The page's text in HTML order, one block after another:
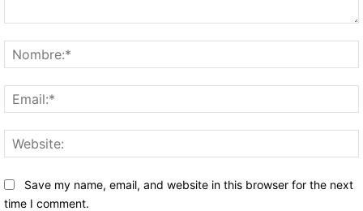
Save my name, email, and website in this browser for the next
time I comment.